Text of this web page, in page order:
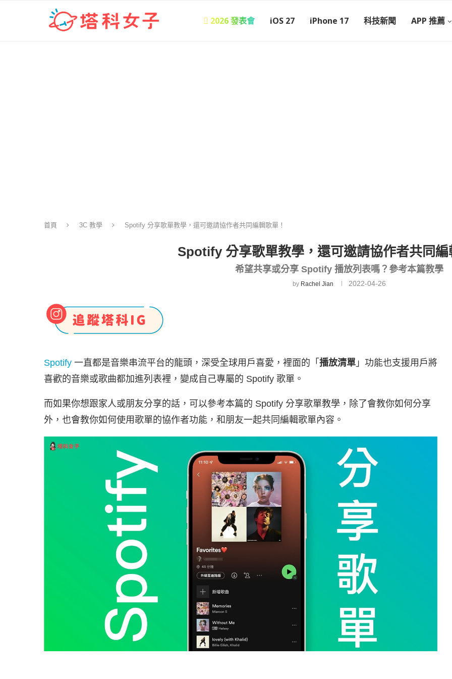
 2026 發表會 iOS 27 iPhone 17 科技新聞 APP 推薦
首頁 3C 教學 Spotify 分享歌單教學，還可邀請協作者共同編輯歌單！
Spotify 分享歌單教學，還可邀請協作者共同編
希望共享或分享 Spotify 播放列表嗎？參考本篇教學
by Rachel Jian 2022-04-26
Spotify 一直都是音樂串流平台的龍頭，深受全球用戶喜愛，裡面的「 播放清單 」功能也支援用戶將
喜歡的音樂或歌曲都加進列表裡，變成自己專屬的 Spotify 歌單。
而如果你想跟家人或朋友分享的話，可以參考本篇的 Spotify 分享歌單教學，除了會教你如何分享
外，也會教你如何使用歌單的協作者功能，和朋友一起共同編輯歌單內容。